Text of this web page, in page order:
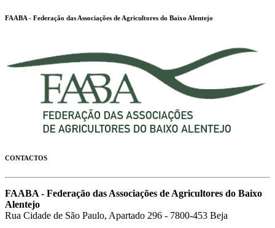
FAABA - Federação das Associações de Agricultores do Baixo Alentejo
CONTACTOS
FAABA - Federação das Associações de Agricultores do Baixo
Alentejo
Rua Cidade de São Paulo, Apartado 296 - 7800-453 Beja